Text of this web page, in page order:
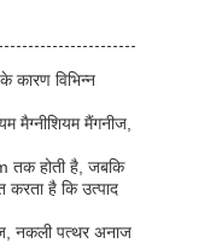
कारण विभिन्न
मैग्नीशियम मैंगनीज,
तक होती है, जबकि
है कि उत्पाद
नकली पत्थर अनाज